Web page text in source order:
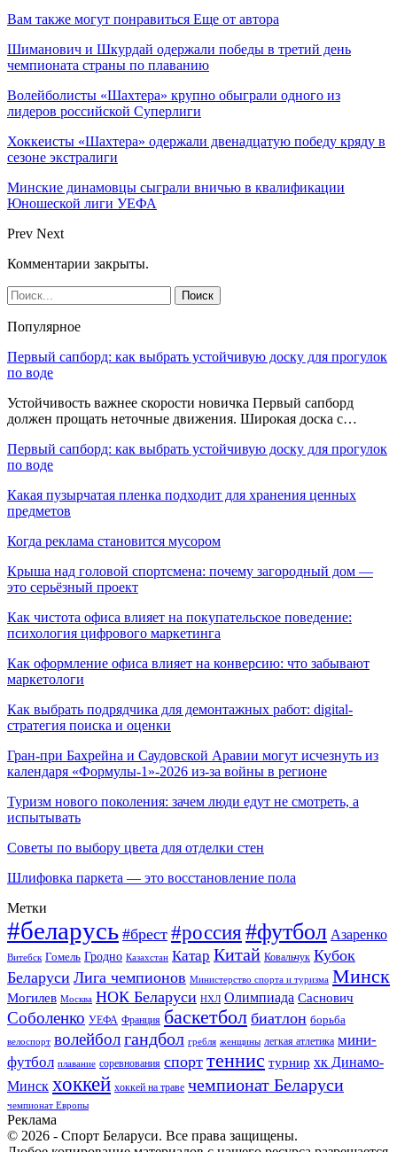
Вам также могут понравиться Еще от автора
Шиманович и Шкурдай одержали победы в третий день
чемпионата страны по плаванию
Волейболисты «Шахтера» крупно обыграли одного из
лидеров российской Суперлиги
Хоккеисты «Шахтера» одержали двенадцатую победу кряду в
сезоне экстралиги
Минские динамовцы сыграли вничью в квалификации
Юношеской лиги УЕФА
Prev Next
Комментарии закрыты.
Популярное
Первый сапборд: как выбрать устойчивую доску для прогулок
по воде
Устойчивость важнее скорости новичка Первый сапборд
должен прощать неточные движения. Широкая доска с…
Первый сапборд: как выбрать устойчивую доску для прогулок
по воде
Какая пузырчатая пленка подходит для хранения ценных
предметов
Когда реклама становится мусором
Крыша над головой спортсмена: почему загородный дом —
это серьёзный проект
Как чистота офиса влияет на покупательское поведение:
психология цифрового маркетинга
Как оформление офиса влияет на конверсию: что забывают
маркетологи
Как выбрать подрядчика для демонтажных работ: digital-
стратегия поиска и оценки
Гран-при Бахрейна и Саудовской Аравии могут исчезнуть из
календаря «Формулы-1»-2026 из-за войны в регионе
Туризм нового поколения: зачем люди едут не смотреть, а
испытывать
Советы по выбору цвета для отделки стен
Шлифовка паркета — это восстановление пола
Метки
#беларусь #брест #россия#футбол Азаренко
Витебск Гомель Гродно Казахстан Катар Китай Ковальчук Кубок
Беларуси Лига чемпионов Министерство спорта и туризма Минск
Могилев Москва НОК Беларуси НХЛ Олимпиада Саснович
Соболенко УЕФА Франция баскетбол биатлон борьба
велоспорт волейболгандбол гребля женщины легкая атлетика мини-
футбол плавание соревнования спорт теннис турнир хк Динамо-
Минск хоккей хоккей на траве чемпионат Беларуси
чемпионат Европы
Реклама
© 2026 - Спорт Беларуси. Все права защищены.